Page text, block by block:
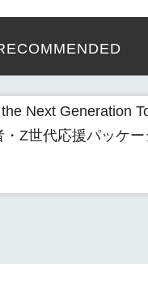
Next Generation
・Z世代応援パッケー